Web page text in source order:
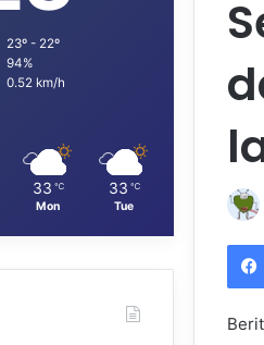
23º - 22º
94%
0.52 km/h
33 ℃
Mon
33 ℃
Tue